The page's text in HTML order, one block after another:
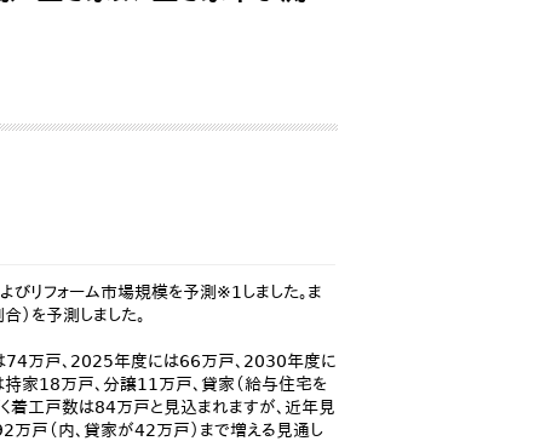
リフォーム市場規模を予測※1しました。ま
を予測しました。
万戸、2025年度には66万戸、2030年度に
家18万戸、分譲11万戸、貸家（給与住宅を
着工戸数は84万戸と見込まれますが、近年見
戸（内、貸家が42万戸）まで増える見通し